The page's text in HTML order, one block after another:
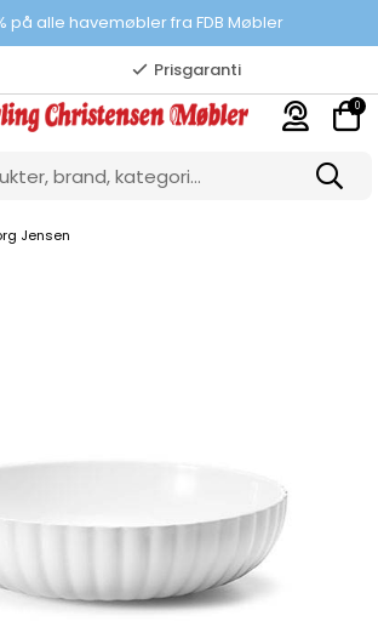
på alle havemøbler fra FDB Møbler
100% danskejet webshop
Prisgaranti
10.000 m2 showroom
Gratis & gode parkeringsforhold
0
Jensen